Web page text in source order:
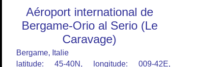
Aéroport international de
Bergame-Orio al Serio (Le
Caravage)
Bergame, Italie
latitude: 45-40N, longitude: 009-42E,